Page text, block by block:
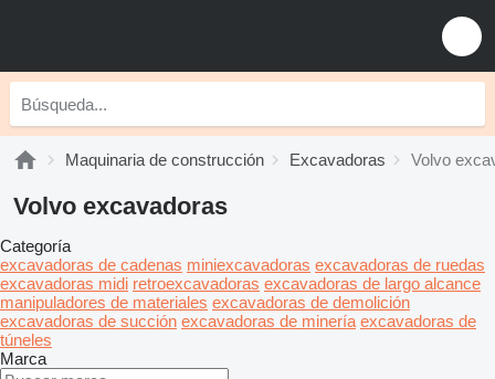
Maquinaria de construcción Excavadoras Volvo
Volvo excavadoras
Categoría
excavadoras de cadenas miniexcavadoras excavadoras de ruedas
excavadoras midi retroexcavadoras excavadoras de largo alcance
manipuladores de materiales excavadoras de demolición
excavadoras de succión excavadoras de minería excavadoras de
túneles
Marca